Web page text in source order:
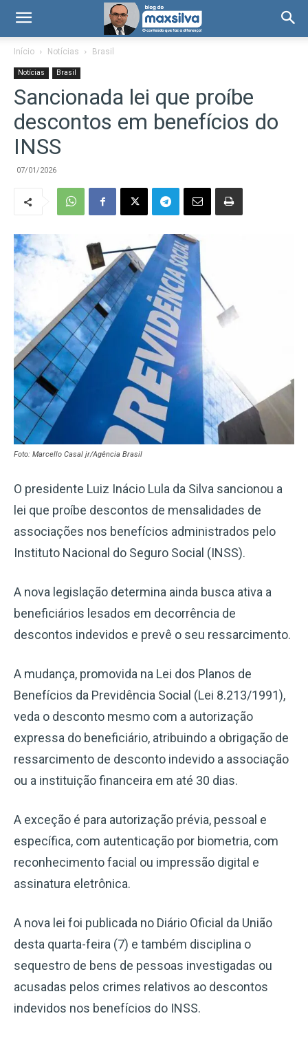
Início Notícias Brasil
Notícias Brasil
Sancionada lei que proíbe
descontos em benefícios do
INSS
07/01/2026
Foto: Marcello Casal jr/Agência Brasil
O presidente Luiz Inácio Lula da Silva sancionou a
lei que proíbe descontos de mensalidades de
associações nos benefícios administrados pelo
Instituto Nacional do Seguro Social (INSS).
A nova legislação determina ainda busca ativa a
beneficiários lesados em decorrência de
descontos indevidos e prevê o seu ressarcimento.
A mudança, promovida na Lei dos Planos de
Benefícios da Previdência Social (Lei 8.213/1991),
veda o desconto mesmo com a autorização
expressa do beneficiário, atribuindo a obrigação de
ressarcimento de desconto indevido a associação
ou a instituição financeira em até 30 dias.
A exceção é para autorização prévia, pessoal e
específica, com autenticação por biometria, com
reconhecimento facial ou impressão digital e
assinatura eletrônica.
A nova lei foi publicada no Diário Oficial da União
desta quarta-feira (7) e também disciplina o
sequestro de bens de pessoas investigadas ou
acusadas pelos crimes relativos ao descontos
indevidos nos benefícios do INSS.